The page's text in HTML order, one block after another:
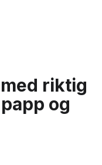
riktig
og